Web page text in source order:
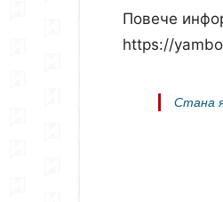
Повече
https://
Стана